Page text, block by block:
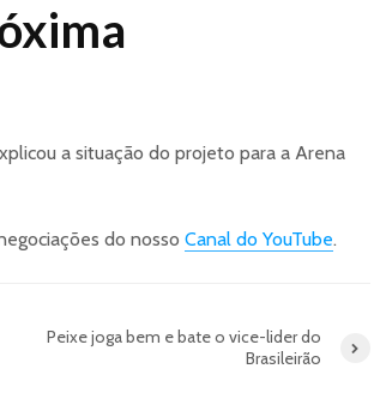
a situação do projeto para a Arena
do nosso Canal do YouTube.
Peixe joga bem e bate o vice-lider do
Brasileirão